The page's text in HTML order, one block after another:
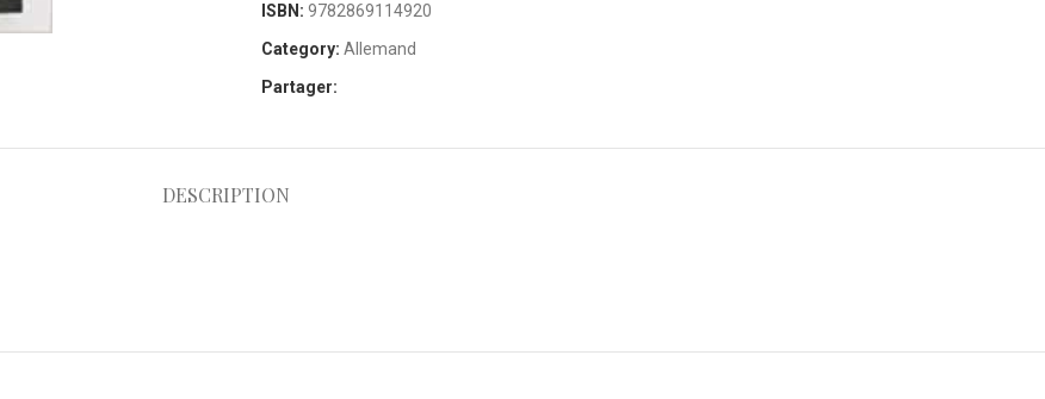
ISBN: 9782869114920
Category: Allemand
Partager:
DESCRIPTION